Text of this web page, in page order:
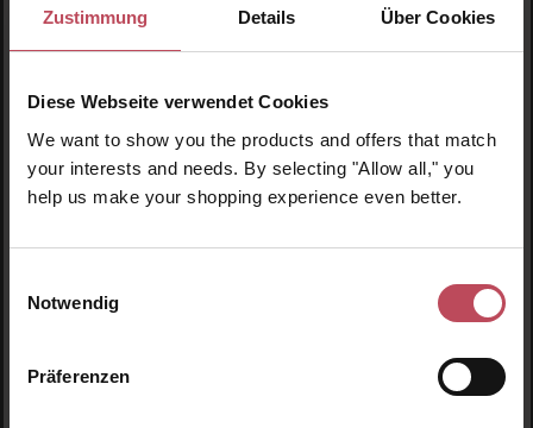
Zustimmung Details Über Cookies
Diese Webseite verwendet Cookies
We want to show you the products and offers that match
your interests and needs. By selecting "Allow all," you
help us make your shopping experience even better.
Notwendig
Präferenzen
Los Angeles Salt
Company
Salt Fein
Badesalz
1000 g(1,00 € / 100 g)
Regulärer Preis:
9,95 €
Produkt Anzahl: Gib den gewünschten Wert ein
Company
Badesalz
1000 g (1,00 € / 100 g)
Regulärer Preis:
9,95 €
Produkt Anzahl: Gib